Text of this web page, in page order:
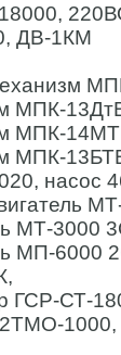
ДВ-1КМ
МПК-
МПК-
МПК-
насос
МТ-3000
МП-6000
ГСР-СТ-
1000,